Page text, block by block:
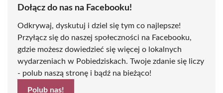
Dołącz do nas na Facebooku!
Odkrywaj, dyskutuj i dziel się tym co najlepsze!
Przyłącz się do naszej społeczności na Facebooku,
gdzie możesz dowiedzieć się więcej o lokalnych
wydarzeniach w Pobiedziskach. Twoje zdanie się liczy
- polub naszą stronę i bądź na bieżąco!
Polub nas!